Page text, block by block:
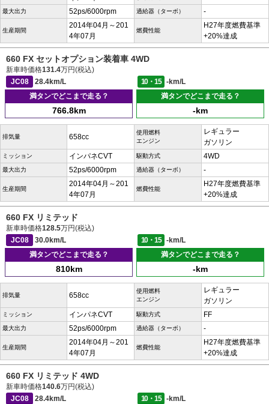
最大出力 52ps/6000rpm 過給器（ターボ） -
生産期間
2014年04月～201
4年07月
燃費性能
H27年度燃費基準
+20%達成
660 FX セットオプション装着車 4WD
新車時価格131.4万円(税込)
JC08
28.4km/L 10・15
-km/L
満タンでどこまで走る？
766.8km
満タンでどこまで走る？
-km
排気量 658cc
使用燃料
エンジン
レギュラー
ガソリン
ミッション インパネCVT 駆動方式 4WD
最大出力 52ps/6000rpm 過給器（ターボ） -
生産期間
2014年04月～201
4年07月
燃費性能
H27年度燃費基準
+20%達成
660 FX リミテッド
新車時価格128.5万円(税込)
JC08
30.0km/L 10・15
-km/L
満タンでどこまで走る？
810km
満タンでどこまで走る？
-km
排気量 658cc
使用燃料
エンジン
レギュラー
ガソリン
ミッション インパネCVT 駆動方式 FF
最大出力 52ps/6000rpm 過給器（ターボ） -
生産期間
2014年04月～201
4年07月
燃費性能
H27年度燃費基準
+20%達成
660 FX リミテッド 4WD
新車時価格140.6万円(税込)
JC08
28.4km/L 10・15
-km/L